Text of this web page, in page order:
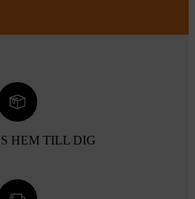
HEM TILL DIG